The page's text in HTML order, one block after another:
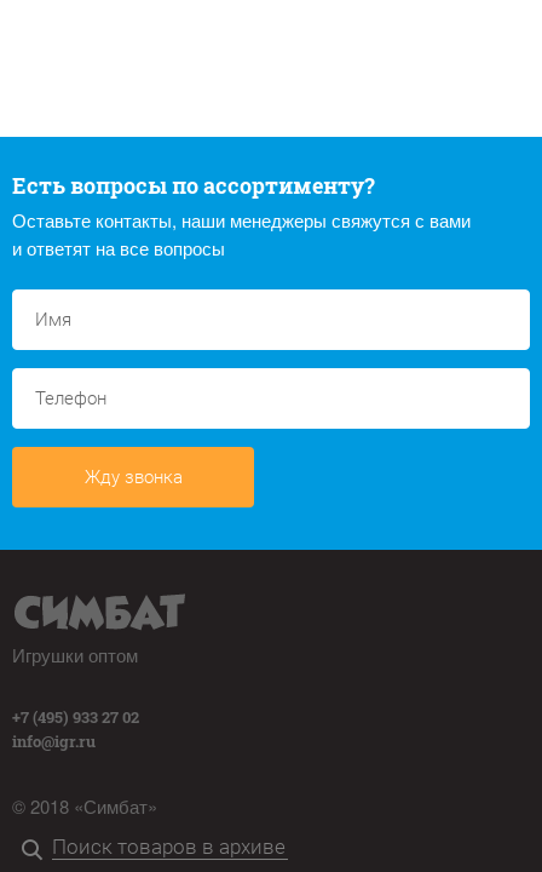
Есть вопросы по ассортименту?
Оставьте контакты, наши менеджеры свяжутся с вами
и ответят на все вопросы
Жду звонка
Игрушки оптом
+7 (495) 933 27 02
info@igr.ru
© 2018 «Симбат»